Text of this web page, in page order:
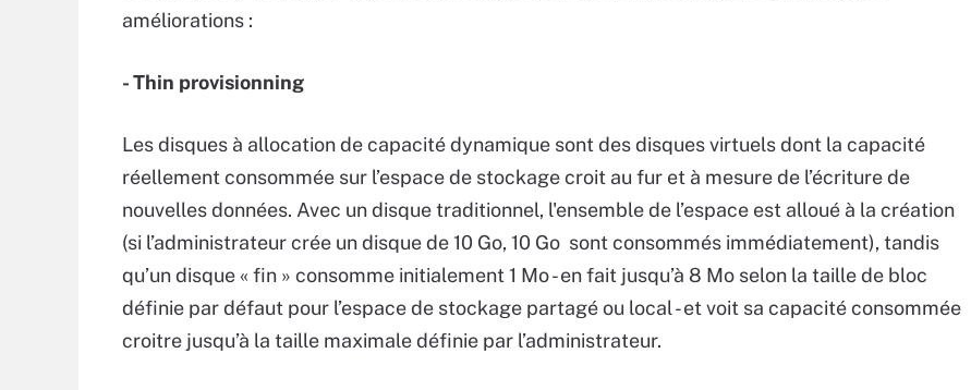
améliorations :
- Thin provisionning
Les disques à allocation de capacité dynamique sont des disques virtuels dont la capacité
réellement consommée sur l’espace de stockage croit au fur et à mesure de l’écriture de
nouvelles données. Avec un disque traditionnel, l'ensemble de l’espace est alloué à la création
(si l’administrateur crée un disque de 10 Go, 10 Go sont consommés immédiatement), tandis
qu’un disque « fin » consomme initialement 1 Mo - en fait jusqu’à 8 Mo selon la taille de bloc
définie par défaut pour l’espace de stockage partagé ou local - et voit sa capacité consommée
croitre jusqu’à la taille maximale définie par l’administrateur.